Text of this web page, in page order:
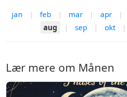
jan | feb | mar | apr |
aug
| sep | okt |
Lær mere om Månen